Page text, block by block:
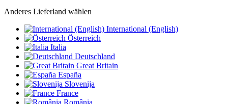
Anderes Lieferland wählen
International (English)
Österreich
Italia
Deutschland
Great Britain
España
Slovenija
France
România